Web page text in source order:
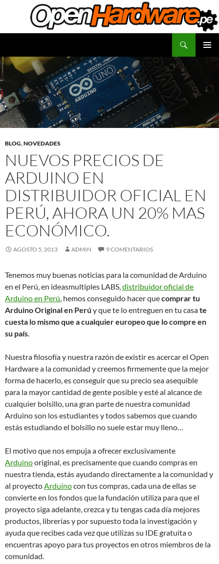
contenido
BLOG,NOVEDADES
NUEVOS PRECIOS DE
ARDUINO EN
DISTRIBUIDOR OFICIAL EN
PERÚ, AHORA UN 20% MAS
ECONÓMICO.
AGOSTO 5, 2013 ADMIN 9 COMENTARIOS
Tenemos muy buenas noticias para la comunidad de Arduino
en el Perú, en ideasmultiples LABS,distribuidor oficial de
Arduino en Perú, hemos conseguido hacer quecomprar tu
Arduino Original en Perú y que te lo entreguen en tu casate
cuesta lo mismo que a cualquier europeo que lo compre en
su país.
Nuestra filosofía y nuestra razón de existir es acercar el Open
Hardware a la comunidad y creemos firmemente que la mejor
forma de hacerlo, es conseguir que su precio sea asequible
para la mayor cantidad de gente posible y esté al alcance de
cualquier bolsillo, una gran parte de nuestra comunidad
Arduino son los estudiantes y todos sabemos que cuando
estás estudiando el bolsillo no suele estar muy lleno…
El motivo que nos empuja a ofrecer exclusivamente
Arduinooriginal, es precisamente que cuando compras en
nuestra tienda, estás ayudando directamente a la comunidad y
al proyectoArduinocon tus compras, cada una de ellas se
convierte en los fondos que la fundación utiliza para que el
proyecto siga adelante, crezca y tu tengas cada día mejores
productos, librerías y por supuesto toda la investigación y
ayuda que recibes cada vez que utilizas su IDE gratuita o
encuentras apoyo para tus proyectos en otros miembros de la
comunidad.